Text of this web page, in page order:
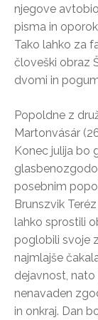
njegove
pisma in
Tako lahko za
človeški obraz
dvomi in
Popoldne z
Martonvásár
Konec julija bo
posebnim
Brunszvik
lahko sprostili
poglobili svoje
najmlajše
dejavnost, nato
nenavaden
in onkraj. Dan